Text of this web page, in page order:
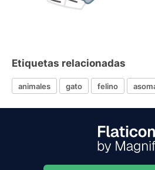
Etiquetas relacionadas
animales gato felino